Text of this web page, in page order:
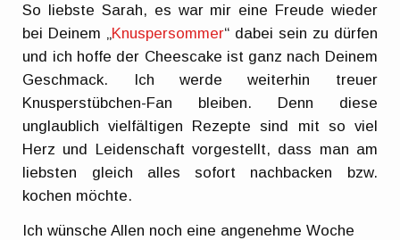
So liebste Sarah, es war mir eine Freude wieder
bei Deinem „Knuspersommer“ dabei sein zu dürfen
und ich hoffe der Cheescake ist ganz nach Deinem
Geschmack. Ich werde weiterhin treuer
Knusperstübchen-Fan bleiben. Denn diese
unglaublich vielfältigen Rezepte sind mit so viel
Herz und Leidenschaft vorgestellt, dass man am
liebsten gleich alles sofort nachbacken bzw.
kochen möchte.
Ich wünsche Allen noch eine angenehme Woche